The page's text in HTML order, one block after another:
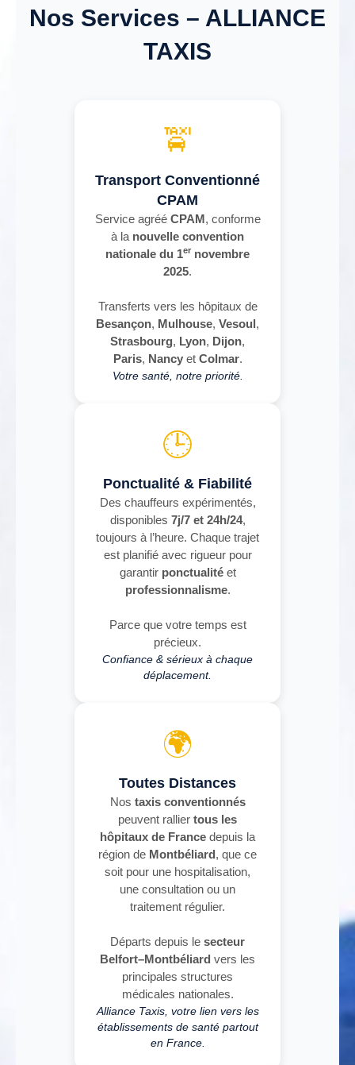
Nos Services – ALLIANCE
TAXIS
🚖
Transport Conventionné
CPAM
Service agréé CPAM, conforme
à la nouvelle convention
nationale du 1er novembre
2025.
Transferts vers les hôpitaux de
Besançon, Mulhouse, Vesoul,
Strasbourg, Lyon, Dijon,
Paris, Nancyet Colmar.
Votre santé, notre priorité.
🕒
Ponctualité & Fiabilité
Des chauffeurs expérimentés,
disponibles 7j/7 et 24h/24,
toujours à l’heure. Chaque trajet
est planifié avec rigueur pour
garantir ponctualitéet
professionnalisme.
Parce que votre temps est
précieux.
Confiance & sérieux à chaque
déplacement.
🌍
Toutes Distances
Nos taxis conventionnés
peuvent rallier tous les
hôpitaux de France depuis la
région de Montbéliard, que ce
soit pour une hospitalisation,
une consultation ou un
traitement régulier.
Départs depuis le secteur
Belfort–Montbéliard vers les
principales structures
médicales nationales.
Alliance Taxis, votre lien vers les
établissements de santé partout
en France.